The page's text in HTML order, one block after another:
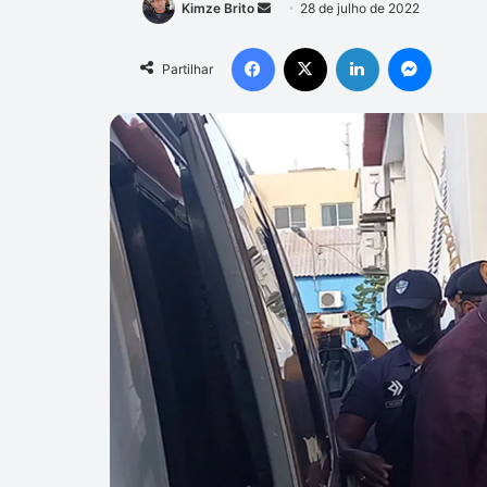
Kimze Brito
Mande
e-
mail
28 de julho de 2022
Partilhar
Facebook Linkedin